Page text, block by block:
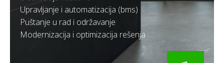
Upravljanje i automatizacija (bms)
Puštanje u rad i održavanje
Modernizacija i optimizacija rešenja